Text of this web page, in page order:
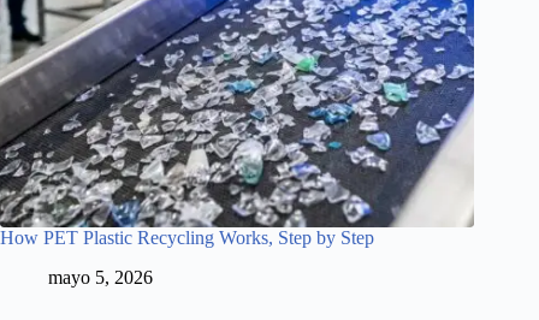
How PET Plastic Recycling Works, Step by Step
mayo 5, 2026